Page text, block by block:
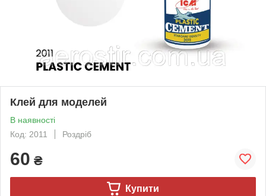
Клей для моделей
В наявності
Код: 2011
Роздріб
60 ₴
Купити